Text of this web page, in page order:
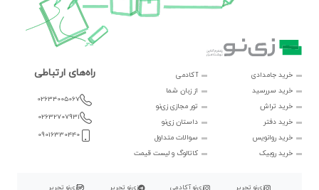
خرید جامدادی
خرید سررسید
خرید تراش
خرید دفتر
خرید روانویس
خرید روبیک
آکادمی
از زبان شما
تور مجازی زی‌نو
داستان زی‌نو
سوالات متداول
کاتالوگ و لیست قیمت
راه‌های ارتباطی
02634005067
02632707931
09016330440
زی‌نو تحریر زی‌نو آکادمی زی‌نو تحریر زی‌نو تحریر